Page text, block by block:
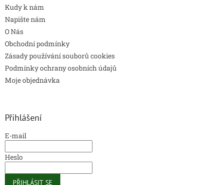
Kudy k nám
Napište nám
O Nás
Obchodní podmínky
Zásady používání souborů cookies
Podmínky ochrany osobních údajů
Moje objednávka
Přihlášení
E-mail
Heslo
PŘIHLÁSIT SE